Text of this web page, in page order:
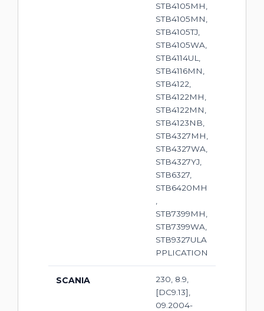
STB4105MH,
STB4105MN,
STB4105TJ,
STB4105WA,
STB4114UL,
STB4116MN,
STB4122,
STB4122MH,
STB4122MN,
STB4123NB,
STB4327MH,
STB4327WA,
STB4327YJ,
STB6327,
STB6420MH
STB7399MH,
STB7399WA,
STB9327ULA
PPLICATION
SCANIA
230, 8.9,
[DC9.13],
09.2004-